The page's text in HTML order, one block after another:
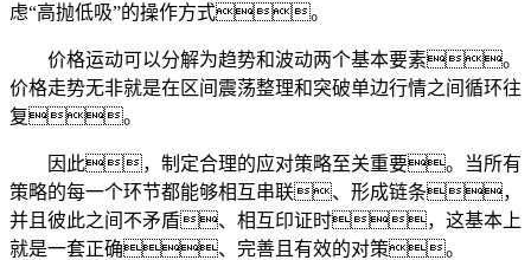
虑“高抛低吸”的操作方式。
价格运动可以分解为趋势和波动两个基本要素。
价格走势无非就是在区间震荡整理和突破单边行情之间循环往
复。
因此，制定合理的应对策略至关重要。当所有
策略的每一个环节都能够相互串联、形成链条，
并且彼此之间不矛盾、相互印证时，这基本上
就是一套正确、完善且有效的对策。